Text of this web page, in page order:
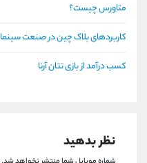
متاورس چیست؟
کاربردهای بلاک چین در صنعت سینما
کسب درآمد از بازی تتان آرنا
نظر بدهید